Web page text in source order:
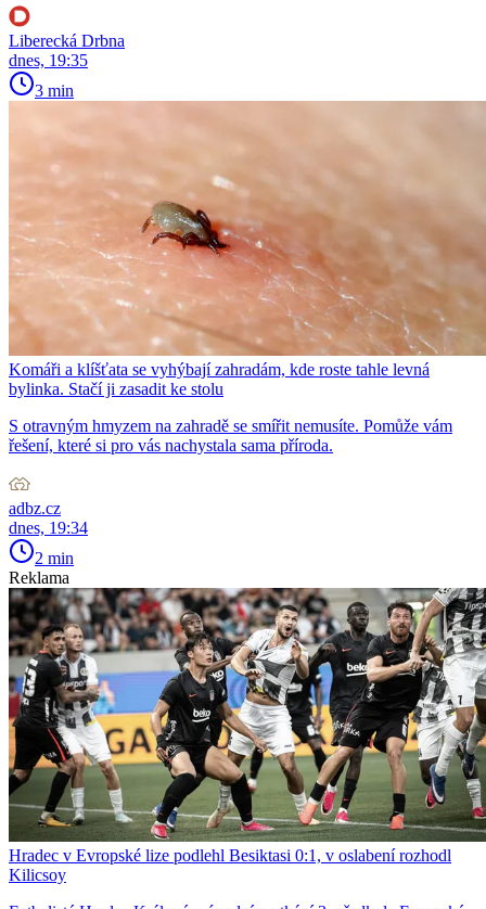
Liberecká Drbna
dnes, 19:35
3 min
Komáři a klíšťata se vyhýbají zahradám, kde roste tahle levná
bylinka. Stačí ji zasadit ke stolu
S otravným hmyzem na zahradě se smířit nemusíte. Pomůže vám
řešení, které si pro vás nachystala sama příroda.
adbz.cz
dnes, 19:34
2 min
Reklama
Hradec v Evropské lize podlehl Besiktasi 0:1, v oslabení rozhodl
Kilicsoy